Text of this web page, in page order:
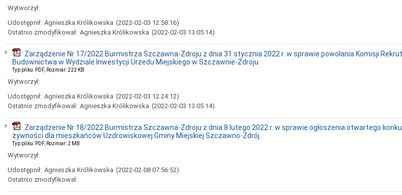
Wytworzył:
Udostępnił: Agnieszka Królikowska (2022-02-03 12:58:16)
Ostatnio zmodyfikował: Agnieszka Królikowska (2022-02-03 13:05:14)
Zarządzenie Nr 17/2022 Burmistrza Szczawna-Zdroju z dnia 31 stycznia 2022 r. w sprawie powołania Komisji
Budownictwa w Wydziale Inwestycji Urzedu Miejskiego w Szczawnie-Zdroju
Typ pliku: PDF, Rozmiar: 222 KB
Wytworzył:
Udostępnił: Agnieszka Królikowska (2022-02-03 12:24:12)
Ostatnio zmodyfikował: Agnieszka Królikowska (2022-02-03 13:05:14)
Zarządzenie Nr 18/2022 Burmistrza Szczawna-Zdroju z dnia 8 lutego 2022 r. w sprawie ogłoszenia otwartego
żywności dla mieszkańców Uzdrowiskowej Gminy Miejskiej Szczawno-Zdrój
Typ pliku: PDF, Rozmiar: 2 MB
Wytworzył:
Udostępnił: Agnieszka Królikowska (2022-02-08 07:56:52)
Ostatnio zmodyfikował: